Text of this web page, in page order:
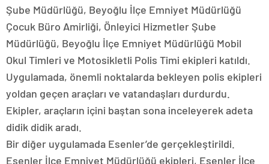
Şube Müdürlüğü, Beyoğlu İlçe Emniyet Müdürlüğü
Çocuk Büro Amirliği, Önleyici Hizmetler Şube
Müdürlüğü, Beyoğlu İlçe Emniyet Müdürlüğü Mobil
Okul Timleri ve Motosikletli Polis Timi ekipleri katıldı.
Uygulamada, önemli noktalarda bekleyen polis ekipleri
yoldan geçen araçları ve vatandaşları durdurdu.
Ekipler, araçların içini baştan sona inceleyerek adeta
didik didik aradı.
Bir diğer uygulamada Esenler’de gerçekleştirildi.
Esenler İlçe Emniyet Müdürlüğü ekipleri, Esenler İlçe